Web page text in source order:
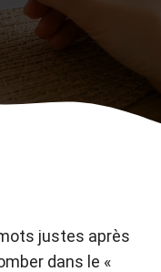
justes après
dans le «